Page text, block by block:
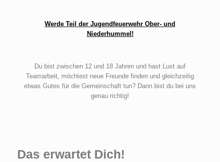
Werde Teil der Jugendfeuerwehr Ober- und
Niederhummel!
Du bist zwischen 12 und 18 Jahren und hast Lust auf
Teamarbeit, möchtest neue Freunde finden und gleichzeitig
etwas Gutes für die Gemeinschaft tun? Dann bist du bei uns
genau richtig!
Das erwartet Dich!